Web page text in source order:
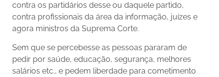
contra os partidários desse ou daquele partido,
contra profissionais da área da informação, juízes e
agora ministros da Suprema Corte.
Sem que se percebesse as pessoas pararam de
pedir por saúde, educação, segurança, melhores
salários etc., e pedem liberdade para cometimento